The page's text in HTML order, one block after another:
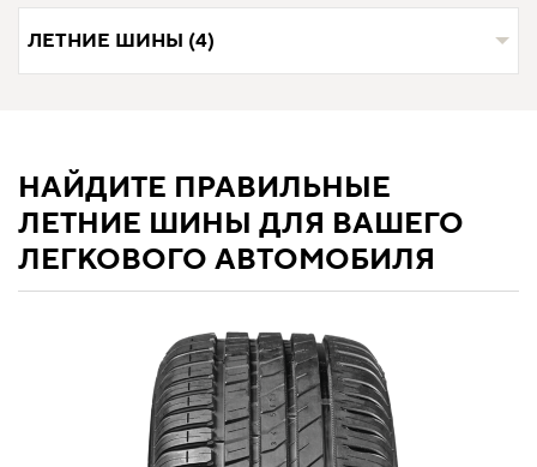
ЛЕТНИЕ ШИНЫ (4)
НАЙДИТЕ ПРАВИЛЬНЫЕ
ЛЕТНИЕ ШИНЫ ДЛЯ ВАШЕГО
ЛЕГКОВОГО АВТОМОБИЛЯ